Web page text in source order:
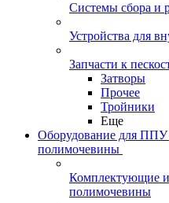
Системы сбора и
Устройства для
Запчасти к
Затворы
Прочее
Тройники
Еще
Оборудование для ППУ
полимочевины
Комплектующие
полимочевины